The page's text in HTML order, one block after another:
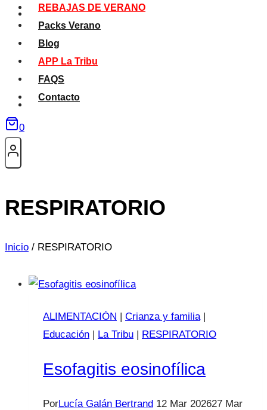
REBAJAS DE VERANO
Packs Verano
Blog
APP La Tribu
FAQS
Contacto
0
RESPIRATORIO
Inicio / RESPIRATORIO
ALIMENTACIÓN Crianza y familia|
Educación
La Tribu RESPIRATORIO
Esofagitis eosinofílica
PorLucía Galán Bertrand 12 Mar 202627 Mar